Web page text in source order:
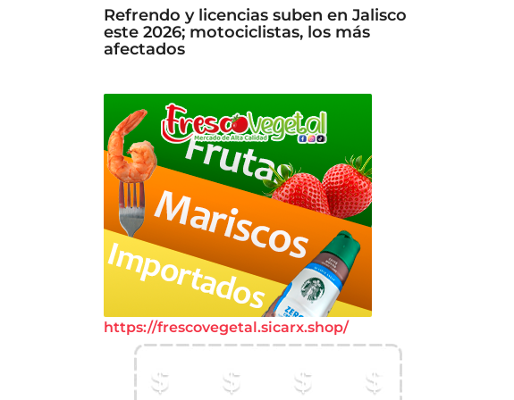
Refrendo y licencias suben en Jalisco
este 2026; motociclistas, los más
afectados
https://frescovegetal.sicarx.shop/